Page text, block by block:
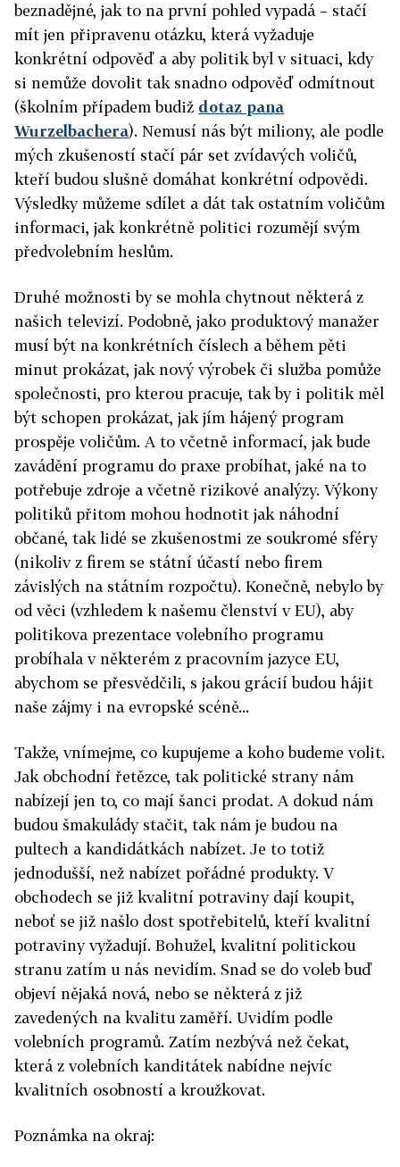
beznadějné, jak to na první pohled vypadá – stačí
mít jen připravenu otázku, která vyžaduje
konkrétní odpověď a aby politik byl v situaci, kdy
si nemůže dovolit tak snadno odpověď odmítnout
(školním případem budiž dotaz pana
Wurzelbachera). Nemusí nás být miliony, ale podle
mých zkušeností stačí pár set zvídavých voličů,
kteří budou slušně domáhat konkrétní odpovědi.
Výsledky můžeme sdílet a dát tak ostatním voličům
informaci, jak konkrétně politici rozumějí svým
předvolebním heslům.
Druhé možnosti by se mohla chytnout některá z
našich televizí. Podobně, jako produktový manažer
musí být na konkrétních číslech a během pěti
minut prokázat, jak nový výrobek či služba pomůže
společnosti, pro kterou pracuje, tak by i politik měl
být schopen prokázat, jak jím hájený program
prospěje voličům. A to včetně informací, jak bude
zavádění programu do praxe probíhat, jaké na to
potřebuje zdroje a včetně rizikové analýzy. Výkony
politiků přitom mohou hodnotit jak náhodní
občané, tak lidé se zkušenostmi ze soukromé sféry
(nikoliv z firem se státní účastí nebo firem
závislých na státním rozpočtu). Konečně, nebylo by
od věci (vzhledem k našemu členství v EU), aby
politikova prezentace volebního programu
probíhala v některém z pracovním jazyce EU,
abychom se přesvědčili, s jakou grácií budou hájit
naše zájmy i na evropské scéně...
Takže, vnímejme, co kupujeme a koho budeme volit.
Jak obchodní řetězce, tak politické strany nám
nabízejí jen to, co mají šanci prodat. A dokud nám
budou šmakulády stačit, tak nám je budou na
pultech a kandidátkách nabízet. Je to totiž
jednodušší, než nabízet pořádné produkty. V
obchodech se již kvalitní potraviny dají koupit,
neboť se již našlo dost spotřebitelů, kteří kvalitní
potraviny vyžadují. Bohužel, kvalitní politickou
stranu zatím u nás nevidím. Snad se do voleb buď
objeví nějaká nová, nebo se některá z již
zavedených na kvalitu zaměří. Uvidím podle
volebních programů. Zatím nezbývá než čekat,
která z volebních kanditátek nabídne nejvíc
kvalitních osobností a kroužkovat.
Poznámka na okraj: